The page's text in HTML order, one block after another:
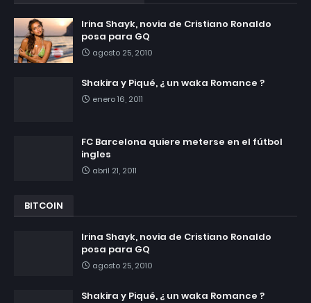
Irina Shayk, novia de Cristiano Ronaldo
posa para GQ
agosto 25, 2010
Shakira y Piqué, ¿ un waka Romance ?
enero 16, 2011
FC Barcelona quiere meterse en el fútbol
ingles
abril 21, 2011
BITCOIN
Irina Shayk, novia de Cristiano Ronaldo
posa para GQ
agosto 25, 2010
Shakira y Piqué, ¿ un waka Romance ?